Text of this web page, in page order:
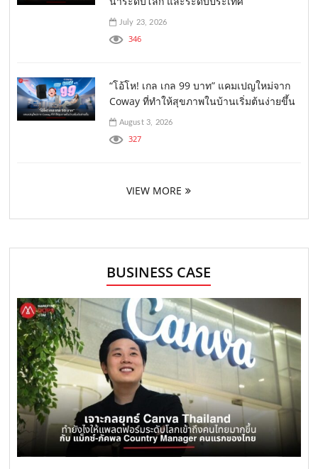
July 23, 2026
346
“โอ้โห! เกล เกล 99 บาท” แคมเปญใหม่จาก
Coway ที่ทำให้สุขภาพในบ้านเริ่มต้นง่ายขึ้น
August 3, 2026
327
VIEW MORE
BUSINESS CASE